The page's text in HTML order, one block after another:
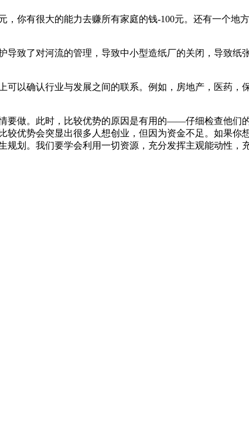
你有很大的能力去赚所有家庭的钱-100元。还有一个地
致了对河流的管理，导致中小型造纸厂的关闭，导致纸
以确认行业与发展之间的联系。例如，房地产，医药，
要做。此时，比较优势的原因是有用的——仔细检查他们
优势会突显出很多人想创业，但因为资金不足。如果你
划。我们要学会利用一切资源，充分发挥主观能动性，